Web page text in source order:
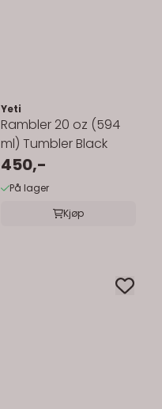
Yeti
Rambler 20 oz (594
ml) Tumbler Black
450,-
På lager
Kjøp